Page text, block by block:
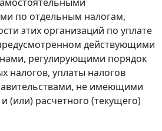
по отдельным налогам,
этих организаций по уплате
действующими
регулирующими порядок
налогов, уплаты налогов
не имеющими
(или) расчетного (текущего)